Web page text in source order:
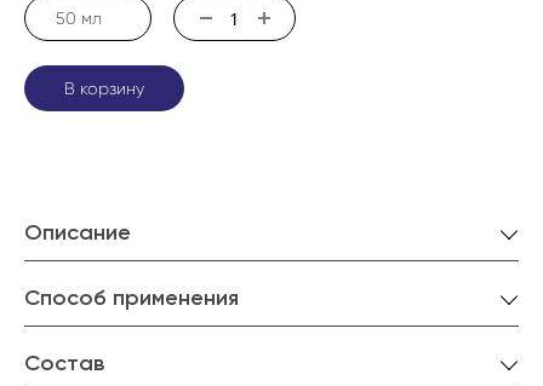
50 мл
В корзину
Описание
Способ применения
Состав